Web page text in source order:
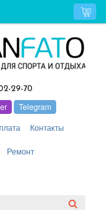
29-70
Telegram
Контакты
Ремонт